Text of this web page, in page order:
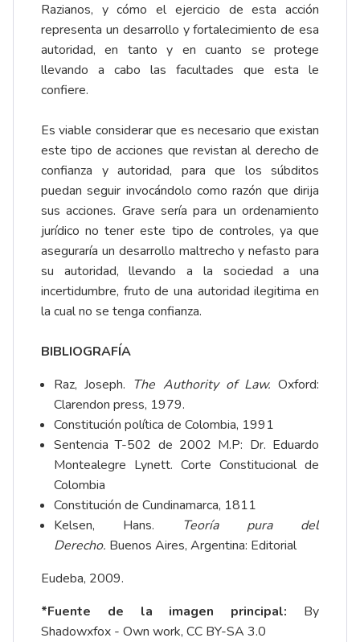
Razianos, y cómo el ejercicio de esta acción
representa un desarrollo y fortalecimiento de esa
autoridad, en tanto y en cuanto se protege
llevando a cabo las facultades que esta le
confiere.
Es viable considerar que es necesario que existan
este tipo de acciones que revistan al derecho de
confianza y autoridad, para que los súbditos
puedan seguir invocándolo como razón que dirija
sus acciones. Grave sería para un ordenamiento
jurídico no tener este tipo de controles, ya que
aseguraría un desarrollo maltrecho y nefasto para
su autoridad, llevando a la sociedad a una
incertidumbre, fruto de una autoridad ilegitima en
la cual no se tenga confianza.
BIBLIOGRAFÍA
Raz, Joseph. The Authority of Law. Oxford:
Clarendon press, 1979.
Constitución política de Colombia, 1991
Sentencia T-502 de 2002 M.P: Dr. Eduardo
Montealegre Lynett. Corte Constitucional de
Colombia
Constitución de Cundinamarca, 1811
Kelsen, Hans. Teoría pura del
Derecho. Buenos Aires, Argentina: Editorial
Eudeba, 2009.
*Fuente de la imagen principal: By
Shadowxfox - Own work, CC BY-SA 3.0